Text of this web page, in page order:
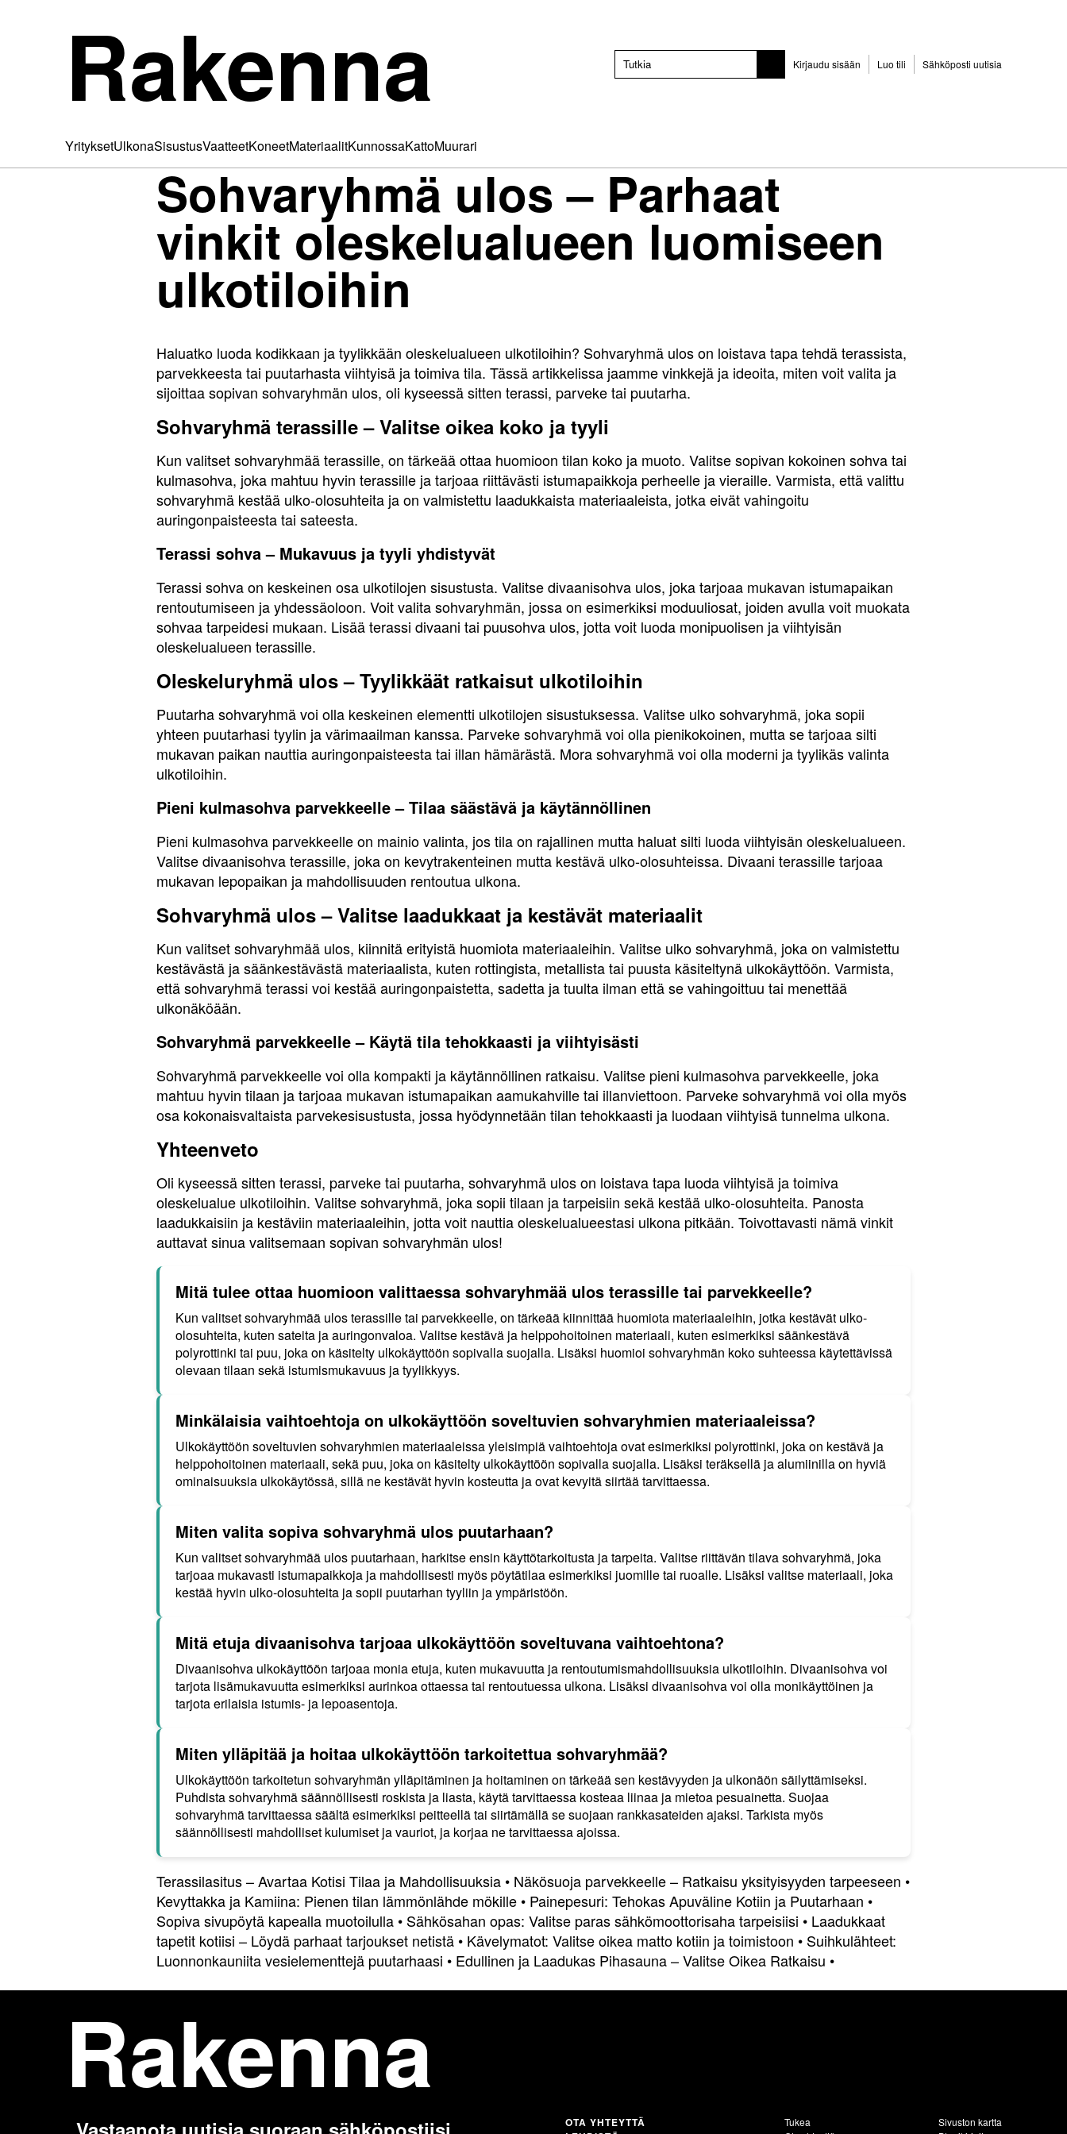
Rakenna Kirjaudu sisään Luo tili Sähköposti uutisia
YrityksetUlkonaSisustusVaatteetKoneetMateriaalitKunnossaKattoMuurari
Sohvaryhmä ulos – Parhaat
vinkit oleskelualueen luomiseen
ulkotiloihin
Haluatko luoda kodikkaan ja tyylikkään oleskelualueen ulkotiloihin? Sohvaryhmä ulos on loistava tapa tehdä terassista,
parvekkeesta tai puutarhasta viihtyisä ja toimiva tila. Tässä artikkelissa jaamme vinkkejä ja ideoita, miten voit valita ja
sijoittaa sopivan sohvaryhmän ulos, oli kyseessä sitten terassi, parveke tai puutarha.
Sohvaryhmä terassille – Valitse oikea koko ja tyyli
Kun valitset sohvaryhmää terassille, on tärkeää ottaa huomioon tilan koko ja muoto. Valitse sopivan kokoinen sohva tai
kulmasohva, joka mahtuu hyvin terassille ja tarjoaa riittävästi istumapaikkoja perheelle ja vieraille. Varmista, että valittu
sohvaryhmä kestää ulko-olosuhteita ja on valmistettu laadukkaista materiaaleista, jotka eivät vahingoitu
auringonpaisteesta tai sateesta.
Terassi sohva – Mukavuus ja tyyli yhdistyvät
Terassi sohva on keskeinen osa ulkotilojen sisustusta. Valitse divaanisohva ulos, joka tarjoaa mukavan istumapaikan
rentoutumiseen ja yhdessäoloon. Voit valita sohvaryhmän, jossa on esimerkiksi moduuliosat, joiden avulla voit muokata
sohvaa tarpeidesi mukaan. Lisää terassi divaani tai puusohva ulos, jotta voit luoda monipuolisen ja viihtyisän
oleskelualueen terassille.
Oleskeluryhmä ulos – Tyylikkäät ratkaisut ulkotiloihin
Puutarha sohvaryhmä voi olla keskeinen elementti ulkotilojen sisustuksessa. Valitse ulko sohvaryhmä, joka sopii
yhteen puutarhasi tyylin ja värimaailman kanssa. Parveke sohvaryhmä voi olla pienikokoinen, mutta se tarjoaa silti
mukavan paikan nauttia auringonpaisteesta tai illan hämärästä. Mora sohvaryhmä voi olla moderni ja tyylikäs valinta
ulkotiloihin.
Pieni kulmasohva parvekkeelle – Tilaa säästävä ja käytännöllinen
Pieni kulmasohva parvekkeelle on mainio valinta, jos tila on rajallinen mutta haluat silti luoda viihtyisän oleskelualueen.
Valitse divaanisohva terassille, joka on kevytrakenteinen mutta kestävä ulko-olosuhteissa. Divaani terassille tarjoaa
mukavan lepopaikan ja mahdollisuuden rentoutua ulkona.
Sohvaryhmä ulos – Valitse laadukkaat ja kestävät materiaalit
Kun valitset sohvaryhmää ulos, kiinnitä erityistä huomiota materiaaleihin. Valitse ulko sohvaryhmä, joka on valmistettu
kestävästä ja säänkestävästä materiaalista, kuten rottingista, metallista tai puusta käsiteltynä ulkokäyttöön. Varmista,
että sohvaryhmä terassi voi kestää auringonpaistetta, sadetta ja tuulta ilman että se vahingoittuu tai menettää
ulkonäköään.
Sohvaryhmä parvekkeelle – Käytä tila tehokkaasti ja viihtyisästi
Sohvaryhmä parvekkeelle voi olla kompakti ja käytännöllinen ratkaisu. Valitse pieni kulmasohva parvekkeelle, joka
mahtuu hyvin tilaan ja tarjoaa mukavan istumapaikan aamukahville tai illanviettoon. Parveke sohvaryhmä voi olla myös
osa kokonaisvaltaista parvekesisustusta, jossa hyödynnetään tilan tehokkaasti ja luodaan viihtyisä tunnelma ulkona.
Yhteenveto
Oli kyseessä sitten terassi, parveke tai puutarha, sohvaryhmä ulos on loistava tapa luoda viihtyisä ja toimiva
oleskelualue ulkotiloihin. Valitse sohvaryhmä, joka sopii tilaan ja tarpeisiin sekä kestää ulko-olosuhteita. Panosta
laadukkaisiin ja kestäviin materiaaleihin, jotta voit nauttia oleskelualueestasi ulkona pitkään. Toivottavasti nämä vinkit
auttavat sinua valitsemaan sopivan sohvaryhmän ulos!
Mitä tulee ottaa huomioon valittaessa sohvaryhmää ulos terassille tai parvekkeelle?
Kun valitset sohvaryhmää ulos terassille tai parvekkeelle, on tärkeää kiinnittää huomiota materiaaleihin, jotka kestävät ulko-
olosuhteita, kuten sateita ja auringonvaloa. Valitse kestävä ja helppohoitoinen materiaali, kuten esimerkiksi säänkestävä
polyrottinki tai puu, joka on käsitelty ulkokäyttöön sopivalla suojalla. Lisäksi huomioi sohvaryhmän koko suhteessa käytettävissä
olevaan tilaan sekä istumismukavuus ja tyylikkyys.
Minkälaisia vaihtoehtoja on ulkokäyttöön soveltuvien sohvaryhmien materiaaleissa?
Ulkokäyttöön soveltuvien sohvaryhmien materiaaleissa yleisimpiä vaihtoehtoja ovat esimerkiksi polyrottinki, joka on kestävä ja
helppohoitoinen materiaali, sekä puu, joka on käsitelty ulkokäyttöön sopivalla suojalla. Lisäksi teräksellä ja alumiinilla on hyviä
ominaisuuksia ulkokäytössä, sillä ne kestävät hyvin kosteutta ja ovat kevyitä siirtää tarvittaessa.
Miten valita sopiva sohvaryhmä ulos puutarhaan?
Kun valitset sohvaryhmää ulos puutarhaan, harkitse ensin käyttötarkoitusta ja tarpeita. Valitse riittävän tilava sohvaryhmä, joka
tarjoaa mukavasti istumapaikkoja ja mahdollisesti myös pöytätilaa esimerkiksi juomille tai ruoalle. Lisäksi valitse materiaali, joka
kestää hyvin ulko-olosuhteita ja sopii puutarhan tyyliin ja ympäristöön.
Mitä etuja divaanisohva tarjoaa ulkokäyttöön soveltuvana vaihtoehtona?
Divaanisohva ulkokäyttöön tarjoaa monia etuja, kuten mukavuutta ja rentoutumismahdollisuuksia ulkotiloihin. Divaanisohva voi
tarjota lisämukavuutta esimerkiksi aurinkoa ottaessa tai rentoutuessa ulkona. Lisäksi divaanisohva voi olla monikäyttöinen ja
tarjota erilaisia istumis- ja lepoasentoja.
Miten ylläpitää ja hoitaa ulkokäyttöön tarkoitettua sohvaryhmää?
Ulkokäyttöön tarkoitetun sohvaryhmän ylläpitäminen ja hoitaminen on tärkeää sen kestävyyden ja ulkonäön säilyttämiseksi.
Puhdista sohvaryhmä säännöllisesti roskista ja liasta, käytä tarvittaessa kosteaa liinaa ja mietoa pesuainetta. Suojaa
sohvaryhmä tarvittaessa säältä esimerkiksi peitteellä tai siirtämällä se suojaan rankkasateiden ajaksi. Tarkista myös
säännöllisesti mahdolliset kulumiset ja vauriot, ja korjaa ne tarvittaessa ajoissa.
Terassilasitus – Avartaa Kotisi Tilaa ja Mahdollisuuksia • Näkösuoja parvekkeelle – Ratkaisu yksityisyyden tarpeeseen •
Kevyttakka ja Kamiina: Pienen tilan lämmönlähde mökille • Painepesuri: Tehokas Apuväline Kotiin ja Puutarhaan •
Sopiva sivupöytä kapealla muotoilulla • Sähkösahan opas: Valitse paras sähkömoottorisaha tarpeisiisi • Laadukkaat
tapetit kotiisi – Löydä parhaat tarjoukset netistä • Kävelymatot: Valitse oikea matto kotiin ja toimistoon • Suihkulähteet:
Luonnonkauniita vesielementtejä puutarhaasi • Edullinen ja Laadukas Pihasauna – Valitse Oikea Ratkaisu •
Rakenna
OTA YHTEYTTÄ
Tukea
Sivuston kartta